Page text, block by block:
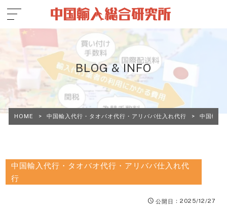
BLOG & INFO
HOME > 中国輸入代行・タオバオ代行・アリババ仕入れ代行 > 中国輸入
中国輸入代行・タオバオ代行・アリババ仕入れ代
行
公開日 ：2025/12/27